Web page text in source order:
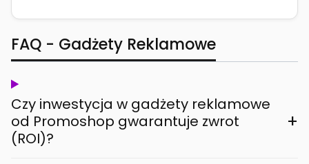
FAQ - Gadżety Reklamowe
Czy inwestycja w gadżety reklamowe
od Promoshop gwarantuje zwrot
(ROI)?
+